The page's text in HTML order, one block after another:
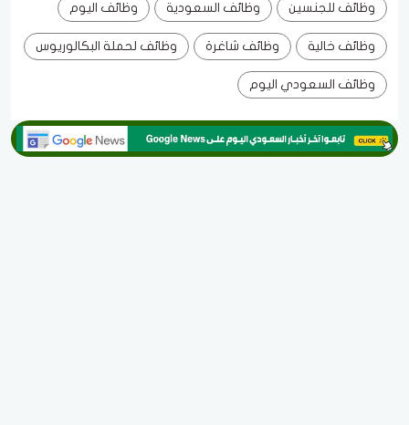
وظائف للجنسين وظائف السعودية وظائف اليوم
وظائف خالية وظائف شاغرة وظائف لحملة البكالوريوس
وظائف السعودي اليوم